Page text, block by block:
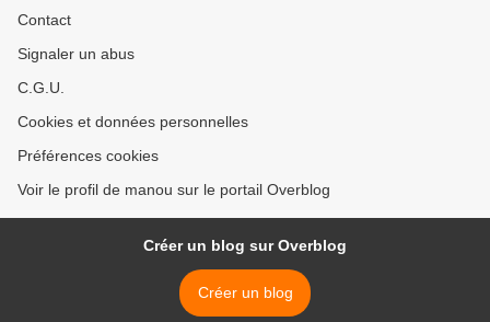
Contact
Signaler un abus
C.G.U.
Cookies et données personnelles
Préférences cookies
Voir le profil de manou sur le portail Overblog
Créer un blog sur Overblog
Créer un blog